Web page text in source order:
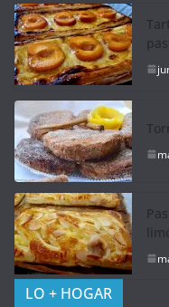
LO + HOGAR